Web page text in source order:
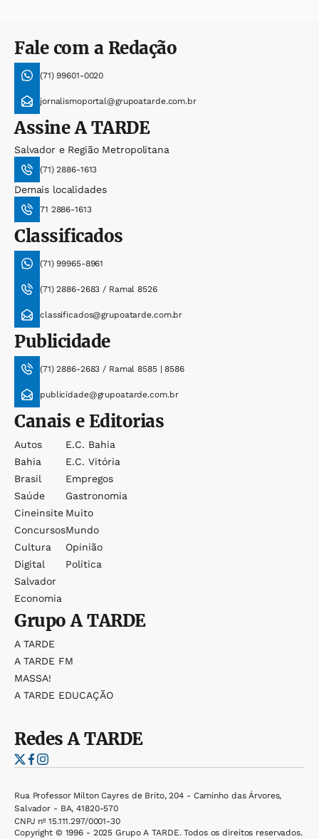
Fale com a Redação
(71) 99601-0020
jornalismoportal@grupoatarde.com.br
AssineA TARDE
Salvador e Região Metropolitana
(71) 2886-1613
Demais localidades
71 2886-1613
Classificados
(71) 99965-8961
(71) 2886-2683 / Ramal 8526
classificados@grupoatarde.com.br
Publicidade
(71) 2886-2683 / Ramal 8585 | 8586
publicidade@grupoatarde.com.br
Canais e Editorias
Autos
Bahia
Brasil
Saúde
Cineinsite
Concursos
Cultura
Digital
Salvador
Economia
E.c. Bahia
E.c. Vitória
Empregos
Gastronomia
Muito
Mundo
Opinião
Política
GrupoA TARDE
A TARDE
A TARDE FM
MASSA!
A TARDE EDUCAÇÃO
RedesA TARDE
Rua Professor Milton Cayres de Brito, 204 - Caminho das Árvores,
Salvador - BA, 41820-570
CNPJ nº 15.111.297/0001-30
Copyright © 1996 - 2025 Grupo A TARDE. Todos os direitos reservados.